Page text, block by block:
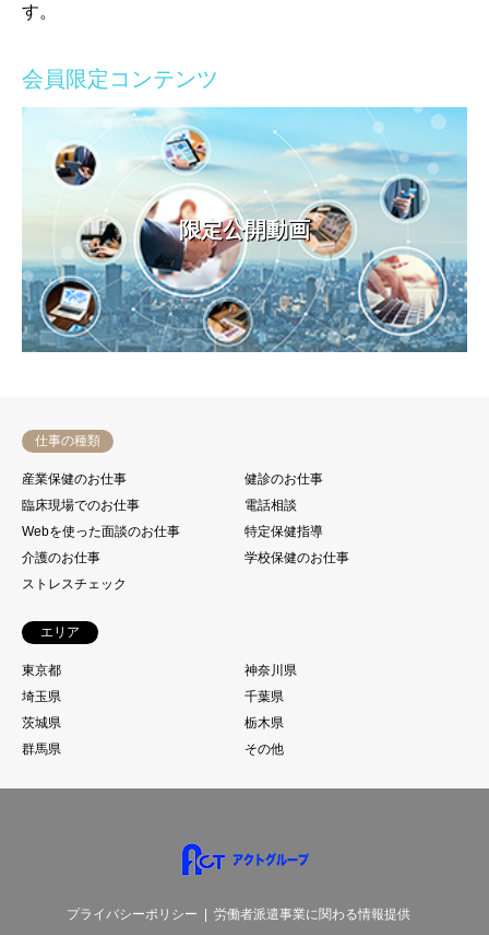
す。
会員限定コンテンツ
限定公開動画
仕事の種類
産業保健のお仕事
健診のお仕事
臨床現場でのお仕事
電話相談
Webを使った面談のお仕事
特定保健指導
介護のお仕事
学校保健のお仕事
ストレスチェック
エリア
東京都
神奈川県
埼玉県
千葉県
茨城県
栃木県
群馬県
その他
プライバシーポリシー 労働者派遣事業に関わる情報提供